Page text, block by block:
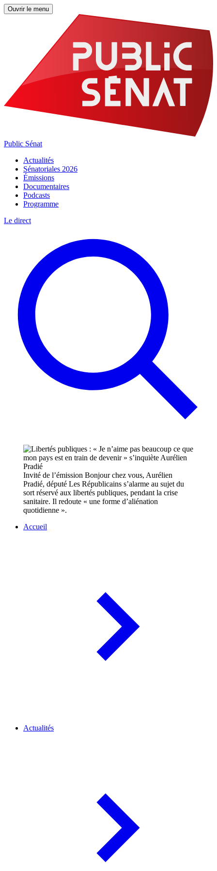
Ouvrir le menu
Public Sénat
Actualités
Sénatoriales 2026
Émissions
Documentaires
Podcasts
Programme
Le direct
Invité de l’émission Bonjour chez vous, Aurélien
Pradié, député Les Républicains s’alarme au sujet du
sort réservé aux libertés publiques, pendant la crise
sanitaire. Il redoute « une forme d’aliénation
quotidienne ».
Accueil
Actualités